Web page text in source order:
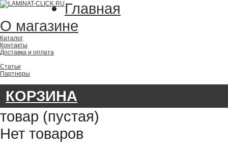
Главная
О магазине
Каталог
Контакты
Доставка и оплата
Статьи
Партнеры
КОРЗИНА
товар (пустая)
Нет товаров